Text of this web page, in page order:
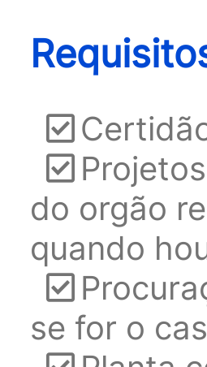
do orgão
quando
se for o